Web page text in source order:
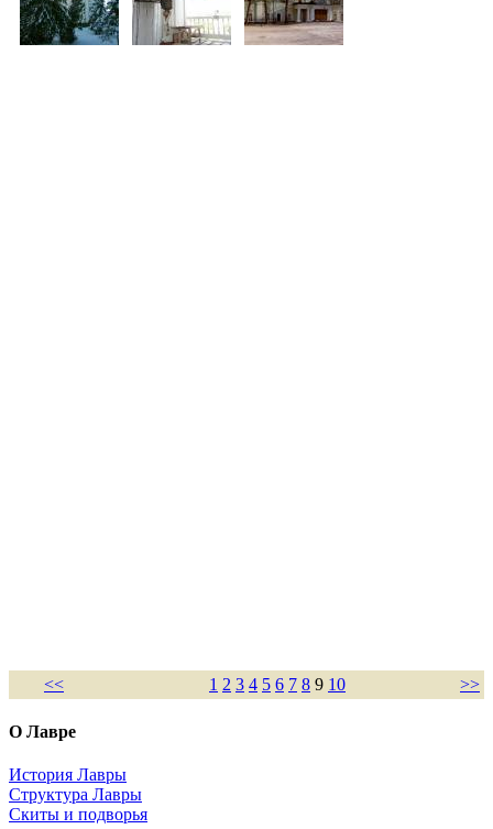
<< 1 2 3 4 5 6 7 8 9 10 >>
О Лавре
История Лавры
Структура Лавры
Скиты и подворья